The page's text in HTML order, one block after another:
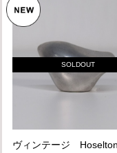
SOLDOUT
ヴィンテージ